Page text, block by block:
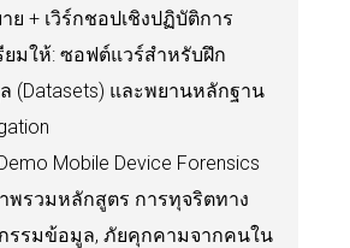
ย + เวิร์กชอปเชิงปฏิบัติการ
มให้: ซอฟต์แวร์สำหรับฝึก
(Datasets) และพยานหลักฐาน
Mobile Device Forensics
พรวมหลักสูตร การทุจริตทาง
รรมข้อมูล, ภัยคุกคามจากคนใน